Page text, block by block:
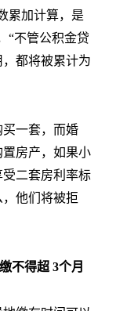
累加计算，是
“不管公积金贷
都将被累计为
买一套，而婚
房产，如果小
二套房利率标
他们将被拒
不得超 3个月